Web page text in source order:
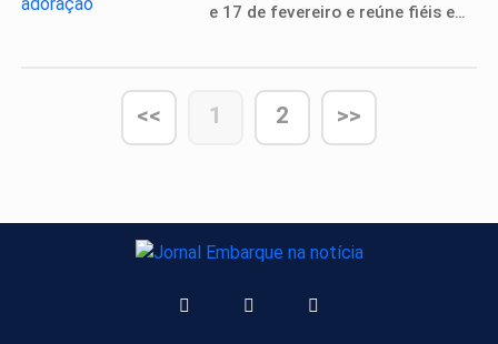
e 17 de fevereiro e reúne fiéis em
<< 1 2 >>